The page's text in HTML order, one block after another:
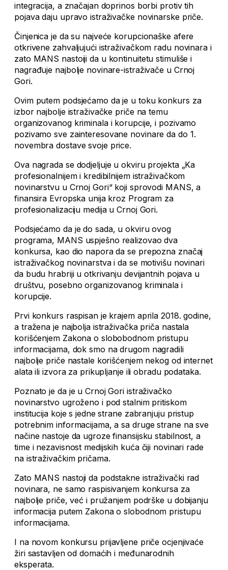
integracija, a značajan doprinos borbi protiv tih
pojava daju upravo istraživačke novinarske priče.
Činjenica je da su najveće korupcionaške afere
otkrivene zahvaljujući istraživačkom radu novinara i
zato MANS nastoiji da u kontinuitetu stimuliše i
nagrađuje najbolje novinare-istraživače u Crnoj
Gori.
Ovim putem podsjećamo da je u toku konkurs za
izbor najbolje istraživačke priče na temu
organizovanog kriminala i korupcije, i pozivamo
pozivamo sve zainteresovane novinare da do 1.
novembra dostave svoje price.
Ova nagrada se dodjeljuje u okviru projekta „Ka
profesionalnijem i kredibilnijem istraživačkom
novinarstvu u Crnoj Gori“ koji sprovodi MANS, a
finansira Evropska unija kroz Program za
profesionalizaciju medija u Crnoj Gori.
Podsjećamo da je do sada, u okviru ovog
programa, MANS uspješno realizovao dva
konkursa, kao dio napora da se prepozna značaj
istraživačkog novinarstva i da se motivišu novinari
da budu hrabriji u otkrivanju devijantnih pojava u
društvu, posebno organizovanog kriminala i
korupcije.
Prvi konkurs raspisan je krajem aprila 2018. godine,
a tražena je najbolja istraživačka priča nastala
korišćenjem Zakona o slobobodnom pristupu
informacijama, dok smo na drugom nagradili
najbolje priče nastale korišćenjem nekog od internet
alata ili izvora za prikupljanje ili obradu podataka.
Poznato je da je u Crnoj Gori istraživačko
novinarstvo ugroženo i pod stalnim pritiskom
institucija koje s jedne strane zabranjuju pristup
potrebnim informacijama, a sa druge strane na sve
načine nastoje da ugroze finansijsku stabilnost, a
time i nezavisnost medijskih kuća čiji novinari rade
na istraživačkim pričama.
Zato MANS nastoji da podstakne istraživački rad
novinara, ne samo raspisivanjem konkursa za
najbolje priče, već i pružanjem podrške u dobijanju
informacija putem Zakona o slobodnom pristupu
informacijama.
I na novom konkursu prijavljene priče ocjenjivaće
žiri sastavljen od domaćih i međunarodnih
eksperata.